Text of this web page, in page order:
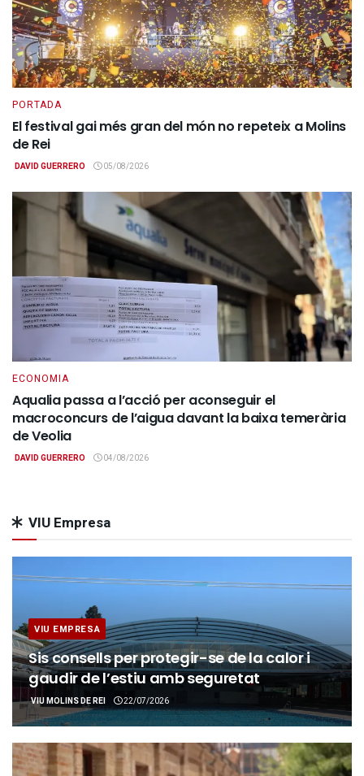
PORTADA
El festival gai més gran del món no repeteix a Molins
de Rei
DAVID GUERRERO 05/08/2026
ECONOMIA
Aqualia passa a l’acció per aconseguir el
macroconcurs de l’aigua davant la baixa temerària
de Veolia
DAVID GUERRERO 04/08/2026
VIU Empresa
VIU EMPRESA
Sis consells per protegir-se de la calor i
gaudir de l’estiu amb seguretat
VIU MOLINS DE REI 22/07/2026